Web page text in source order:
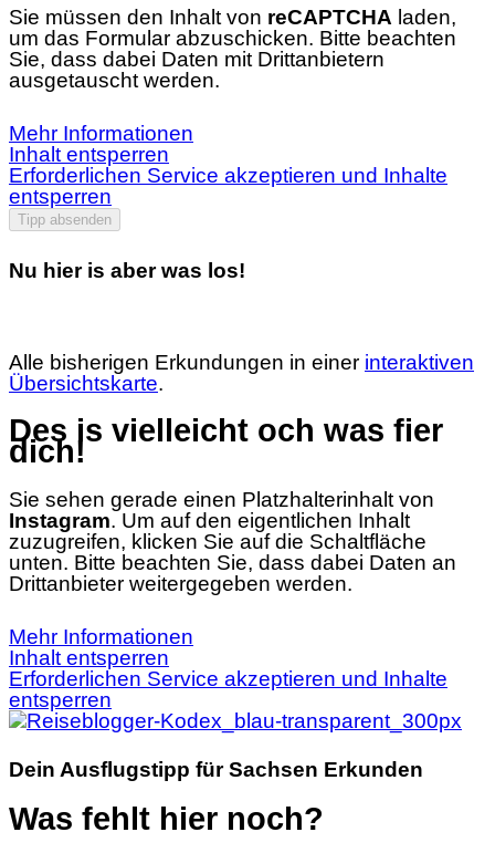
Sie müssen den Inhalt von reCAPTCHA laden,
um das Formular abzuschicken. Bitte beachten
Sie, dass dabei Daten mit Drittanbietern
ausgetauscht werden.
Mehr Informationen
Inhalt entsperren
Erforderlichen Service akzeptieren und Inhalte
entsperren
Tipp absenden
Nu hier is aber was los!
Alle bisherigen Erkundungen in einer interaktiven
Übersichtskarte.
Des is vielleicht och was fier
dich!
Sie sehen gerade einen Platzhalterinhalt von
Instagram. Um auf den eigentlichen Inhalt
zuzugreifen, klicken Sie auf die Schaltfläche
unten. Bitte beachten Sie, dass dabei Daten an
Drittanbieter weitergegeben werden.
Mehr Informationen
Inhalt entsperren
Erforderlichen Service akzeptieren und Inhalte
entsperren
Dein Ausflugstipp für Sachsen Erkunden
Was fehlt hier noch?